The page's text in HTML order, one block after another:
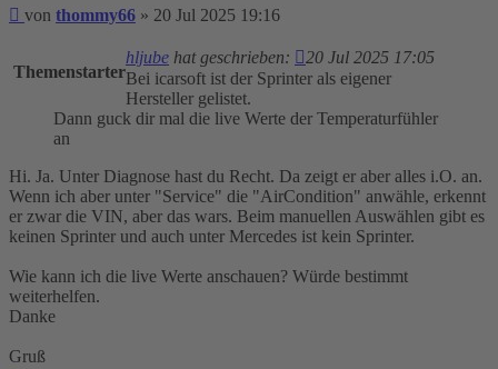
Beitrag
von thommy66 » 20 Jul 2025 19:16
Themenstarter
hljube hat geschrieben:
20 Jul 2025 17:05
Bei icarsoft ist der Sprinter als eigener
Hersteller gelistet.
Dann guck dir mal die live Werte der Temperaturfühler
an
Hi. Ja. Unter Diagnose hast du Recht. Da zeigt er aber alles i.O. an.
Wenn ich aber unter "Service" die "AirCondition" anwähle, erkennt
er zwar die VIN, aber das wars. Beim manuellen Auswählen gibt es
keinen Sprinter und auch unter Mercedes ist kein Sprinter.
Wie kann ich die live Werte anschauen? Würde bestimmt
weiterhelfen.
Danke
Gruß